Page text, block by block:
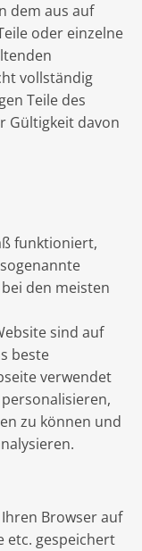
dem aus auf
oder einzelne
vollständig
Teile des
Gültigkeit davon
funktioniert,
den meisten
sind auf
beste
verwendet
zu können und
Browser auf
etc. gespeichert